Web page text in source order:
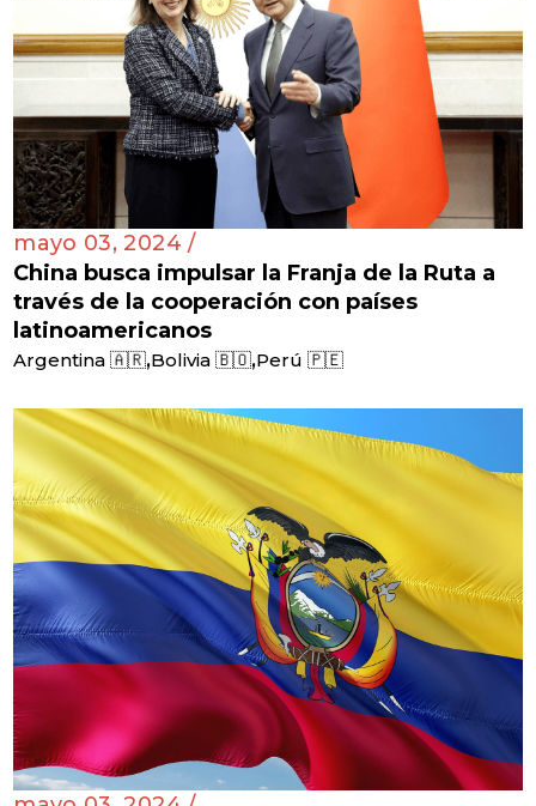
mayo 03, 2024 /
China busca impulsar la Franja de la Ruta a
través de la cooperación con países
latinoamericanos
Argentina 🇦🇷,Bolivia 🇧🇴,Perú 🇵🇪